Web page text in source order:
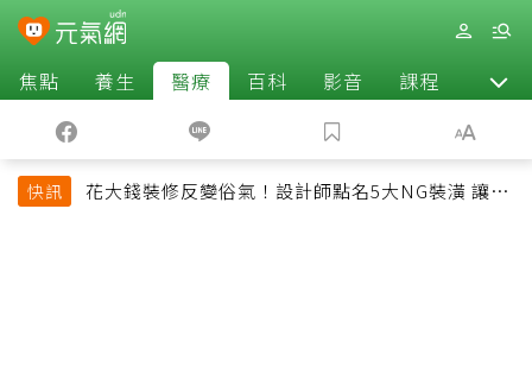
焦點 養生 醫療 百科 影音 課程 退休
快訊
花大錢裝修反變俗氣！設計師點名5大NG裝潢 讓客